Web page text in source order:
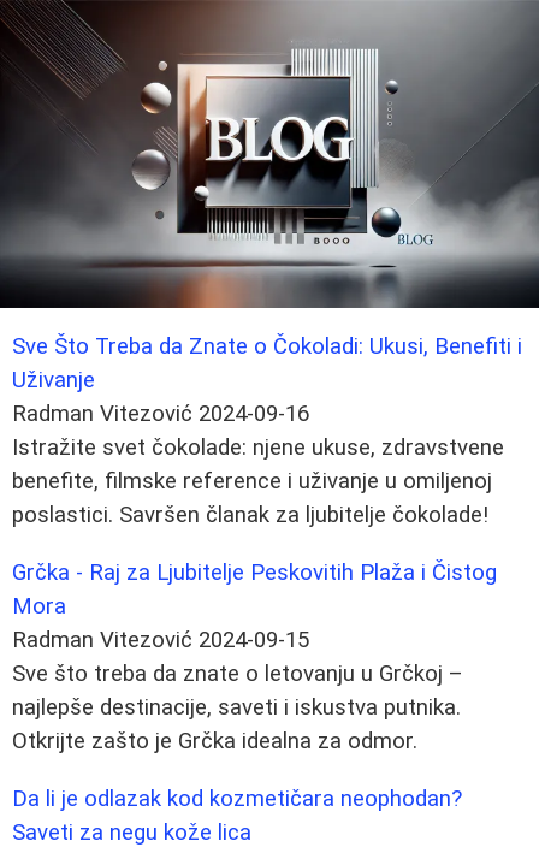
Sve Što Treba da Znate o Čokoladi: Ukusi, Benefiti i
Uživanje
Radman Vitezović 2024-09-16
Istražite svet čokolade: njene ukuse, zdravstvene
benefite, filmske reference i uživanje u omiljenoj
poslastici. Savršen članak za ljubitelje čokolade!
Grčka - Raj za Ljubitelje Peskovitih Plaža i Čistog
Mora
Radman Vitezović 2024-09-15
Sve što treba da znate o letovanju u Grčkoj –
najlepše destinacije, saveti i iskustva putnika.
Otkrijte zašto je Grčka idealna za odmor.
Da li je odlazak kod kozmetičara neophodan?
Saveti za negu kože lica